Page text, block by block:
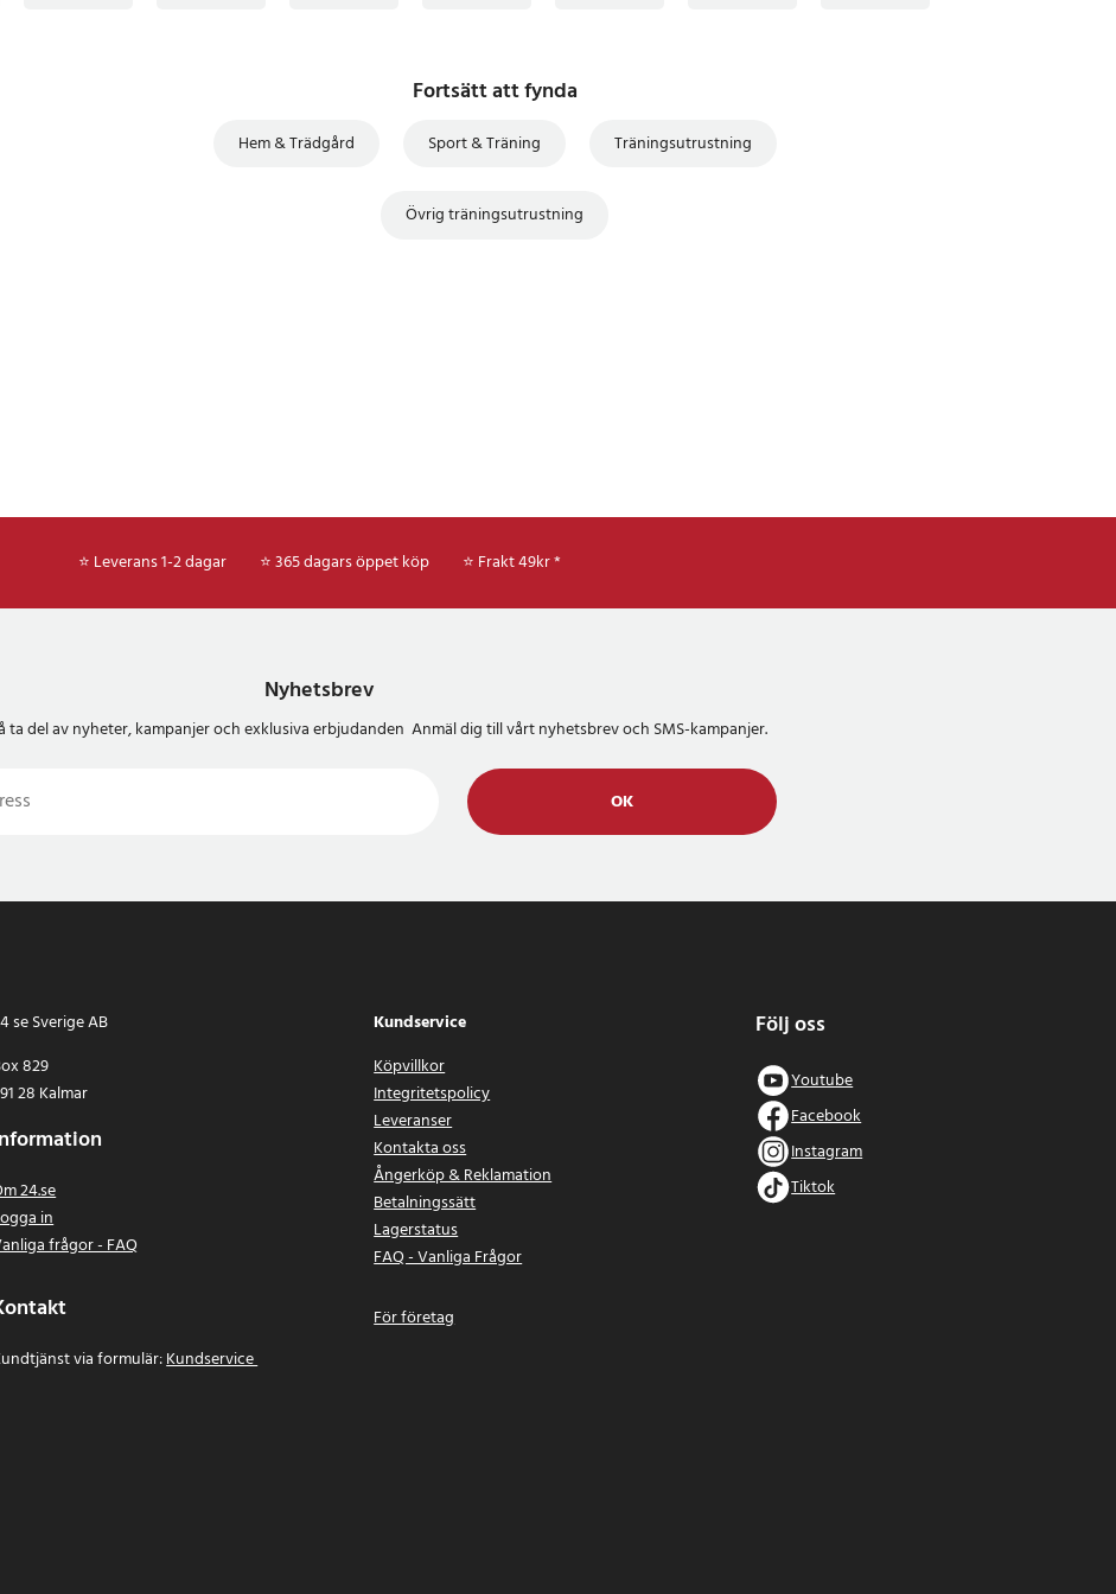
Fortsätt att fynda
Hem & Trädgård Sport & Träning Träningsutrustning
Övrig träningsutrustning
⭐ Leverans 1-2 dagar ⭐ 365 dagars öppet köp ⭐ Frakt 49kr *
Nyhetsbrev
ta del av nyheter, kampanjer och exklusiva erbjudanden Anmäl dig till vårt nyhetsbrev och SMS-kampanjer.
OK
se Sverige AB
829
28 Kalmar
24.se
in
frågor - FAQ
via formulär:Kundservice
Kundservice
Köpvillkor
Integritetspolicy
Leveranser
Kontakta oss
Ångerköp & Reklamation
Betalningssätt
Lagerstatus
FAQ - Vanliga Frågor
För företag
Följ oss
Youtube
Facebook
Instagram
Tiktok